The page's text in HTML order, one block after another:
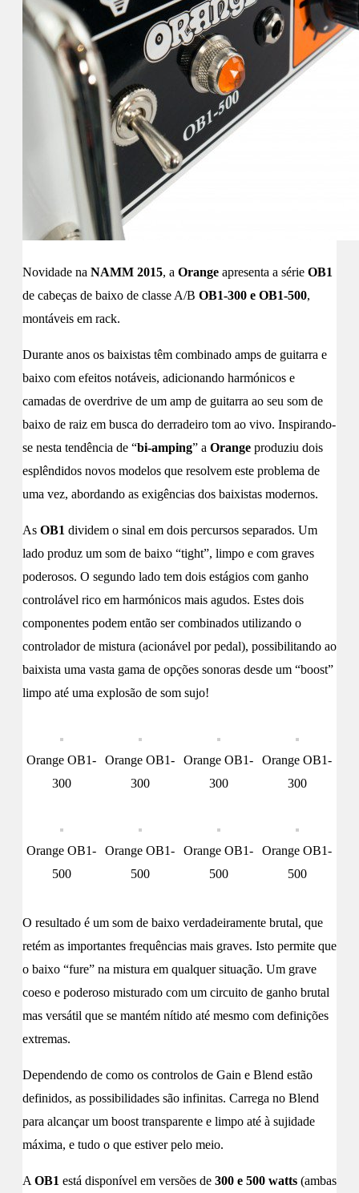
Novidade na NAMM 2015, a Orange apresenta a série OB1
de cabeças de baixo de classe A/B OB1-300 e OB1-500,
montáveis em rack.
Durante anos os baixistas têm combinado amps de guitarra e
baixo com efeitos notáveis, adicionando harmónicos e
camadas de overdrive de um amp de guitarra ao seu som de
baixo de raiz em busca do derradeiro tom ao vivo. Inspirando-
se nesta tendência de “bi-amping” a Orange produziu dois
esplêndidos novos modelos que resolvem este problema de
uma vez, abordando as exigências dos baixistas modernos.
As OB1 dividem o sinal em dois percursos separados. Um
lado produz um som de baixo “tight”, limpo e com graves
poderosos. O segundo lado tem dois estágios com ganho
controlável rico em harmónicos mais agudos. Estes dois
componentes podem então ser combinados utilizando o
controlador de mistura (acionável por pedal), possibilitando ao
baixista uma vasta gama de opções sonoras desde um “boost”
limpo até uma explosão de som sujo!
Orange OB1-
300
Orange OB1-
300
Orange OB1-
300
Orange OB1-
300
Orange OB1-
500
Orange OB1-
500
Orange OB1-
500
Orange OB1-
500
O resultado é um som de baixo verdadeiramente brutal, que
retém as importantes frequências mais graves. Isto permite que
o baixo “fure” na mistura em qualquer situação. Um grave
coeso e poderoso misturado com um circuito de ganho brutal
mas versátil que se mantém nítido até mesmo com definições
extremas.
Dependendo de como os controlos de Gain e Blend estão
definidos, as possibilidades são infinitas. Carrega no Blend
para alcançar um boost transparente e limpo até à sujidade
máxima, e tudo o que estiver pelo meio.
A OB1 está disponível em versões de 300 e 500 watts (ambas